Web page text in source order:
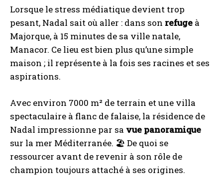
Lorsque le stress médiatique devient trop
pesant, Nadal sait où aller : dans son refuge à
Majorque, à 15 minutes de sa ville natale,
Manacor. Ce lieu est bien plus qu’une simple
maison ; il représente à la fois ses racines et ses
aspirations.
Avec environ 7000 m² de terrain et une villa
spectaculaire à flanc de falaise, la résidence de
Nadal impressionne par sa vue panoramique
sur la mer Méditerranée. 🏖️ De quoi se
ressourcer avant de revenir à son rôle de
champion toujours attaché à ses origines.